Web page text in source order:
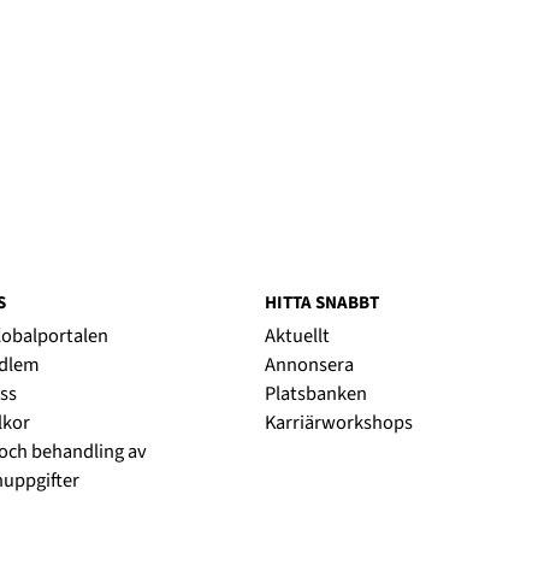
behandling av
HITTA SNABBT
Aktuellt
Annonsera
Platsbanken
Karriärworkshops